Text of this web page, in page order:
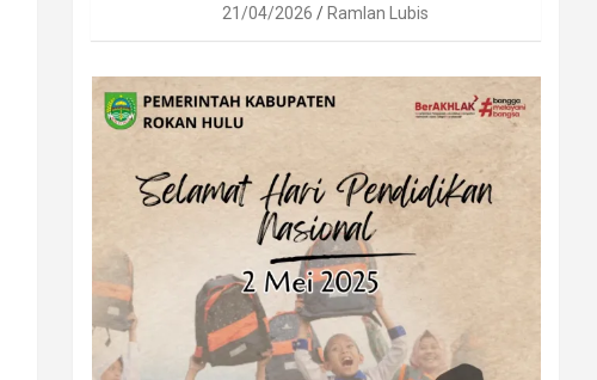
21/04/2026 Ramlan Lubis